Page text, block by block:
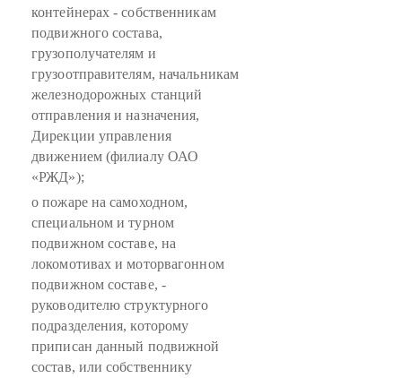
контейнерах - собственникам
подвижного состава,
грузополучателям и
грузоотправителям, начальникам
железнодорожных станций
отправления и назначения,
Дирекции управления
движением (филиалу ОАО
«РЖД»);
о пожаре на самоходном,
специальном и турном
подвижном составе, на
локомотивах и моторвагонном
подвижном составе, -
руководителю структурного
подразделения, которому
приписан данный подвижной
состав, или собственнику